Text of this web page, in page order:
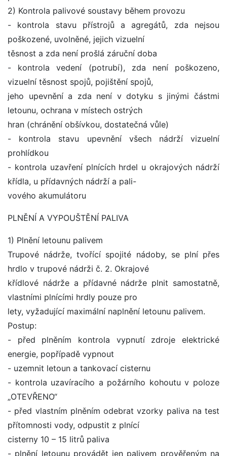
2) Kontrola palivové soustavy během provozu
- kontrola stavu přístrojů a agregátů, zda nejsou
poškozené, uvolněné, jejich vizuelní
těsnost a zda není prošlá záruční doba
- kontrola vedení (potrubí), zda není poškozeno,
vizuelní těsnost spojů, pojištění spojů,
jeho upevnění a zda není v dotyku s jinými částmi
letounu, ochrana v místech ostrých
hran (chránění obšívkou, dostatečná vůle)
- kontrola stavu upevnění všech nádrží vizuelní
prohlídkou
- kontrola uzavření plnících hrdel u okrajových nádrží
křídla, u přídavných nádrží a pali-
vového akumulátoru
PLNĚNÍ A VYPOUŠTĚNÍ PALIVA
1) Plnění letounu palivem
Trupové nádrže, tvořící spojité nádoby, se plní přes
hrdlo v trupové nádrži č. 2. Okrajové
křídlové nádrže a přídavné nádrže plnit samostatně,
vlastními plnícími hrdly pouze pro
lety, vyžadující maximální naplnění letounu palivem.
Postup:
- před plněním kontrola vypnutí zdroje elektrické
energie, popřípadě vypnout
- uzemnit letoun a tankovací cisternu
- kontrola uzavíracího a požárního kohoutu v poloze
„OTEVŘENO“
- před vlastním plněním odebrat vzorky paliva na test
přítomnosti vody, odpustit z plnící
cisterny 10 – 15 litrů paliva
- plnění letounu provádět jen palivem prověřeným na